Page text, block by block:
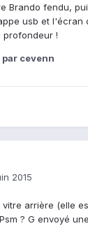
Brando fendu,
usb et l'écran
profondeur !
par cevenn
2015
arrière (elle
? G envoyé